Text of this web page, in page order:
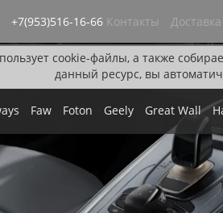
cookie-файлы, а также
данный ресурс, вы
+7(953)516-16-66 Контакты Доставка
Faw Foton Geely Great Wall